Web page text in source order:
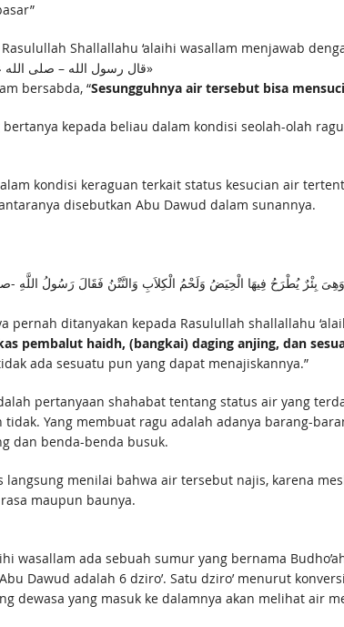
Shallallahu ‘alaihi wasallam menjawab
قال رسول الله – صلى الله عليه وسلم: «إن الماء طهور لا ينجسه شيء»
bersabda, “Sesungguhnya air tersebut bisa
kepada beliau dalam kondisi seolah-olah
kondisi keraguan terkait status kesucian air
disebutkan Abu Dawud dalam sunannya.
بِئْرٌ يُطْرَحُ فِيهَا الْحِيَضُ وَلَحْمُ الْكِلاَبِ وَالنَّتْنُ فَقَالَ رَسُولُ اللَّهِ -
pernah ditanyakan kepada Rasulullah shallallahu
pembalut haidh, (bangkai) daging anjing, dan
ada sesuatu pun yang dapat menajiskannya.”
pertanyaan shahabat tentang status air yang
Yang membuat ragu adalah adanya barang-
dan benda-benda busuk.
langsung menilai bahwa air tersebut najis, karena
maupun baunya.
wasallam ada sebuah sumur yang bernama
Dawud adalah 6 dziro’. Satu dziro’ menurut konversi